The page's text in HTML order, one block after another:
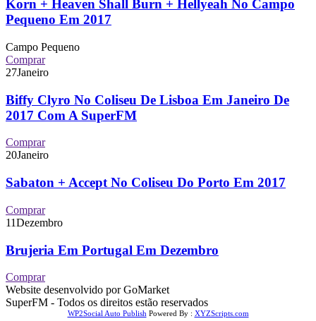
Korn + Heaven Shall Burn + Hellyeah No Campo
Pequeno Em 2017
Campo Pequeno
Comprar
27Janeiro
Biffy Clyro No Coliseu De Lisboa Em Janeiro De
2017 Com A SuperFM
Comprar
20Janeiro
Sabaton + Accept No Coliseu Do Porto Em 2017
Comprar
11Dezembro
Brujeria Em Portugal Em Dezembro
Comprar
Website desenvolvido por GoMarket
SuperFM - Todos os direitos estão reservados
WP2Social Auto Publish Powered By : XYZScripts.com